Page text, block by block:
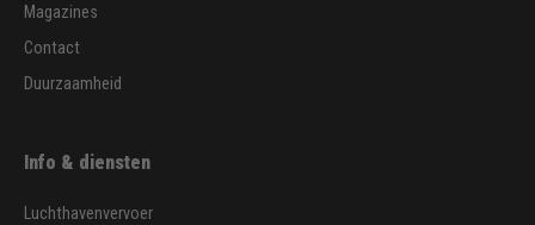
Magazines
Contact
Duurzaamheid
Info & diensten
Luchthavenvervoer